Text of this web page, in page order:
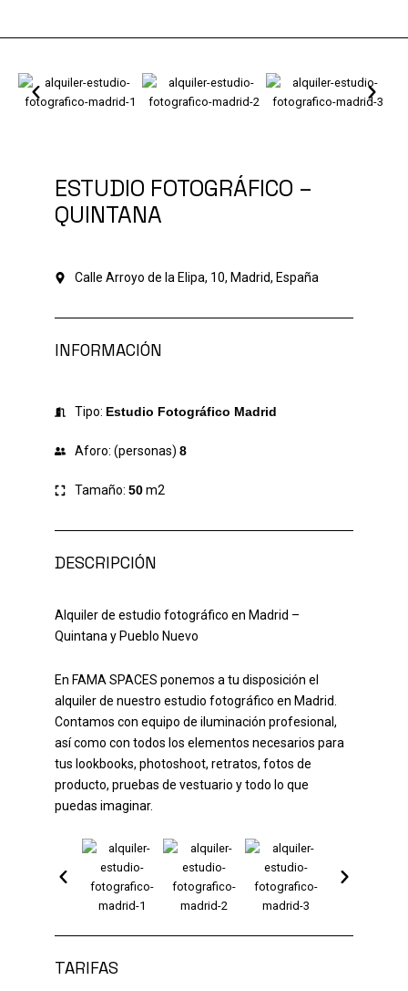
ESTUDIO FOTOGRÁFICO –
QUINTANA
Calle Arroyo de la Elipa, 10, Madrid, España
INFORMACIÓN
Tipo: Estudio Fotográfico Madrid
Aforo: (personas)8
Tamaño:50m2
DESCRIPCIÓN
Alquiler de estudio fotográfico en Madrid –
Quintana y Pueblo Nuevo
En FAMA SPACES ponemos a tu disposición el
alquiler de nuestro estudio fotográfico en Madrid.
Contamos con equipo de iluminación profesional,
así como con todos los elementos necesarios para
tus lookbooks, photoshoot, retratos, fotos de
producto, pruebas de vestuario y todo lo que
puedas imaginar.
TARIFAS